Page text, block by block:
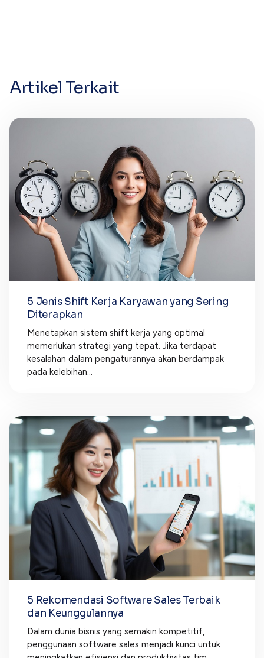
Artikel Terkait
5 Jenis Shift Kerja Karyawan yang Sering
Diterapkan
Menetapkan sistem shift kerja yang optimal
memerlukan strategi yang tepat. Jika terdapat
kesalahan dalam pengaturannya akan berdampak
pada kelebihan...
5 Rekomendasi Software Sales Terbaik
dan Keunggulannya
Dalam dunia bisnis yang semakin kompetitif,
penggunaan software sales menjadi kunci untuk